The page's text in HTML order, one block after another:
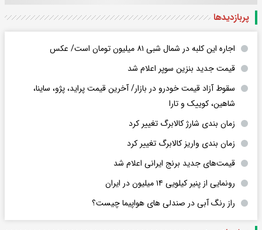
پربازدید‌ها
اجاره این کلبه در شمال شبی ۸۱ میلیون تومان است/ عکس
قیمت جدید بنزین سوپر اعلام شد
سقوط آزاد قیمت خودرو در بازار/ آخرین قیمت پراید، پژو، ساینا،
شاهین، کوییک و تارا
زمان بندی شارژ کالابرگ تغییر کرد
زمان بندی واریز کالابرگ تغییر کرد
قیمت‌های جدید برنج ایرانی اعلام شد
رونمایی از پنیر کیلویی ۱۴ میلیون در ایران
راز رنگ آبی در صندلی های هواپیما چیست؟